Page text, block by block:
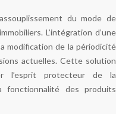
du mode de
L’intégration d’une
modification de la périodicité
actuelles. Cette solution
l’esprit protecteur de la
des produits